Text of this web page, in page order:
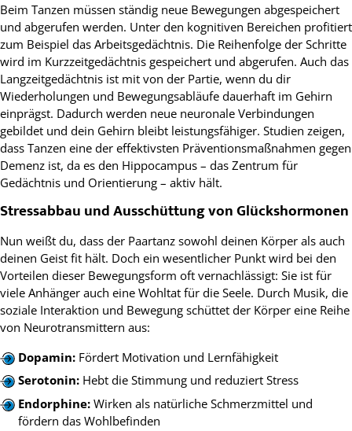
Beim Tanzen müssen ständig neue Bewegungen abgespeichert
und abgerufen werden. Unter den kognitiven Bereichen profitiert
zum Beispiel das Arbeitsgedächtnis. Die Reihenfolge der Schritte
wird im Kurzzeitgedächtnis gespeichert und abgerufen. Auch das
Langzeitgedächtnis ist mit von der Partie, wenn du dir
Wiederholungen und Bewegungsabläufe dauerhaft im Gehirn
einprägst. Dadurch werden neue neuronale Verbindungen
gebildet und dein Gehirn bleibt leistungsfähiger. Studien zeigen,
dass Tanzen eine der effektivsten Präventionsmaßnahmen gegen
Demenz ist, da es den Hippocampus – das Zentrum für
Gedächtnis und Orientierung – aktiv hält.
Stressabbau und Ausschüttung von Glückshormonen
Nun weißt du, dass der Paartanz sowohl deinen Körper als auch
deinen Geist fit hält. Doch ein wesentlicher Punkt wird bei den
Vorteilen dieser Bewegungsform oft vernachlässigt: Sie ist für
viele Anhänger auch eine Wohltat für die Seele. Durch Musik, die
soziale Interaktion und Bewegung schüttet der Körper eine Reihe
von Neurotransmittern aus:
Dopamin:Fördert Motivation und Lernfähigkeit
Serotonin:Hebt die Stimmung und reduziert Stress
Endorphine: Wirken als natürliche Schmerzmittel und
fördern das Wohlbefinden